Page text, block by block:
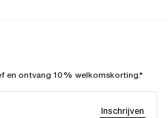
en ontvang 10% welkomskorting.*
Inschrijven